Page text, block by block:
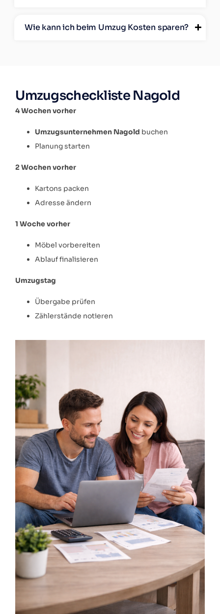
Wie kann ich beim Umzug Kosten sparen?
Umzugscheckliste Nagold
4 Wochen vorher
Umzugsunternehmen Nagold buchen
Planung starten
2 Wochen vorher
Kartons packen
Adresse ändern
1 Woche vorher
Möbel vorbereiten
Ablauf finalisieren
Umzugstag
Übergabe prüfen
Zählerstände notieren